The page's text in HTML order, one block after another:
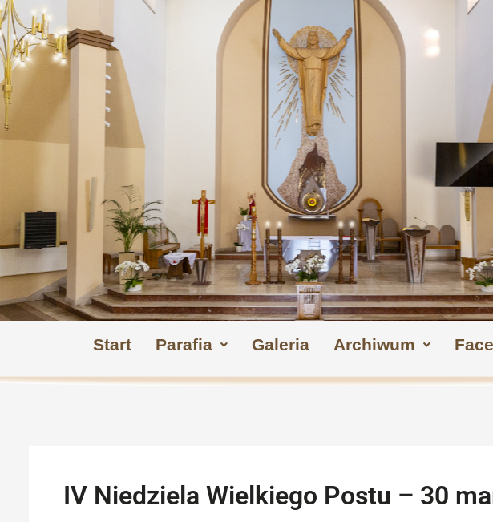
Start Parafia Galeria Archiwum
IV Niedziela Wielkiego Postu – 30